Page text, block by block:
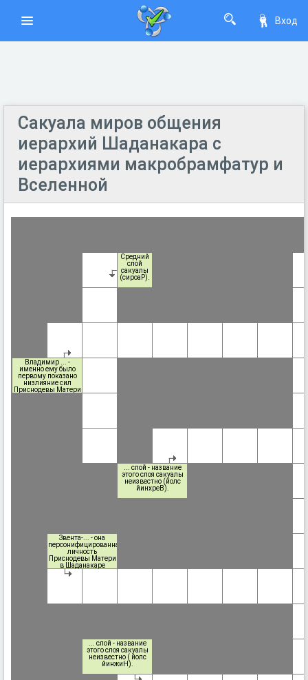
Вход
Сакуала миров общения
иерархий Шаданакара с
иерархиями макробрамфатур и
Вселенной
Средний
слой
сакуалы
(сироаР).
Владимир ... -
именно ему было
первому показано
низлияние сил
Приснодевы Матери
... слой - название
этого слоя сакуалы
неизвестно (йолс
йинхреВ).
Звента-... - она
персонифицированная
личность
Приснодевы Матери
в Шаданакаре
(анатневС-атневЗ).
... слой - название
этого слоя сакуалы
неизвестно ( йолс
йинжиН).